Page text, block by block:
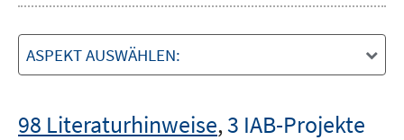
ASPEKT AUSWÄHLEN:
98 Literaturhinweise,3 IAB-Projekte